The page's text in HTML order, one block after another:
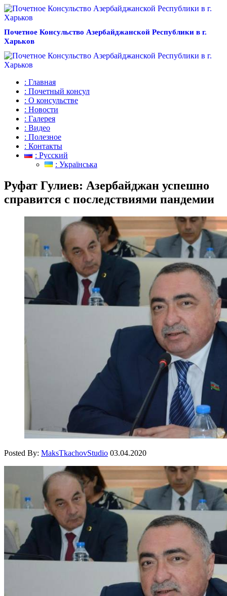
Почетное Консульство Азербайджанской Республики в г.
Харьков
: Главная
: Почетный консул
: О консульстве
: Новости
: Галерея
: Видео
: Полезное
: Контакты
: Русский
: Українська
Руфат Гулиев: Азербайджан успешно
справится с последствиями пандемии
Posted By: MaksTkachovStudio 03.04.2020